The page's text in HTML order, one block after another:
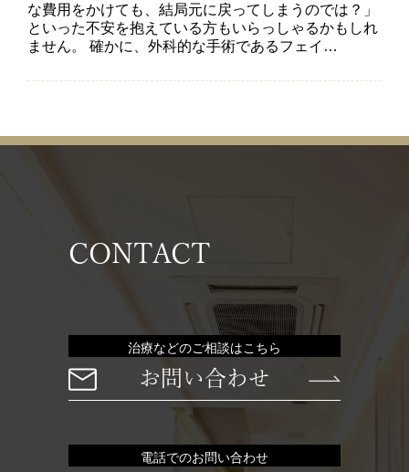
な費用をかけても、結局元に戻ってしまうのでは？」
といった不安を抱えている方もいらっしゃるかもしれ
ません。 確かに、外科的な手術であるフェイ…
CONTACT
治療などのご相談はこちら
お問い合わせ
電話でのお問い合わせ